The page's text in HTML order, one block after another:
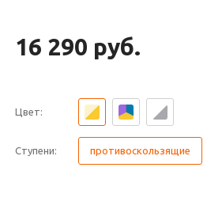
16 290 руб.
Цвет:
Ступени: противоскользящие